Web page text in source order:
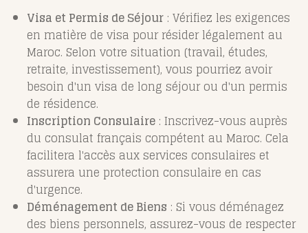
Visa et Permis de Séjour : Vérifiez les exigences
en matière de visa pour résider légalement au
Maroc. Selon votre situation (travail, études,
retraite, investissement), vous pourriez avoir
besoin d'un visa de long séjour ou d'un permis
de résidence.
Inscription Consulaire : Inscrivez-vous auprès
du consulat français compétent au Maroc. Cela
facilitera l'accès aux services consulaires et
assurera une protection consulaire en cas
d'urgence.
Déménagement de Biens : Si vous déménagez
des biens personnels, assurez-vous de respecter